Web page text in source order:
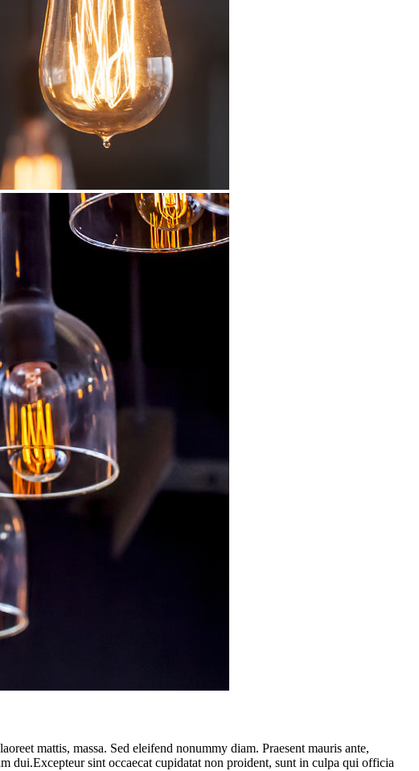
mattis, massa. Sed eleifend nonummy diam. Praesent mauris ante,
dui.Excepteur sint occaecat cupidatat non proident, sunt in culpa qui officia